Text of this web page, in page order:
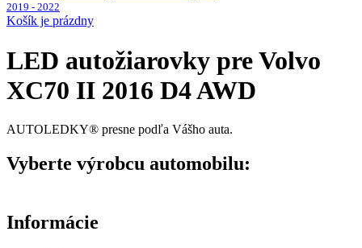
2019 - 2022
Košík je prázdny
LED autožiarovky pre Volvo
XC70 II 2016 D4 AWD
AUTOLEDKY® presne podľa Vášho auta.
Vyberte výrobcu automobilu:
Informácie